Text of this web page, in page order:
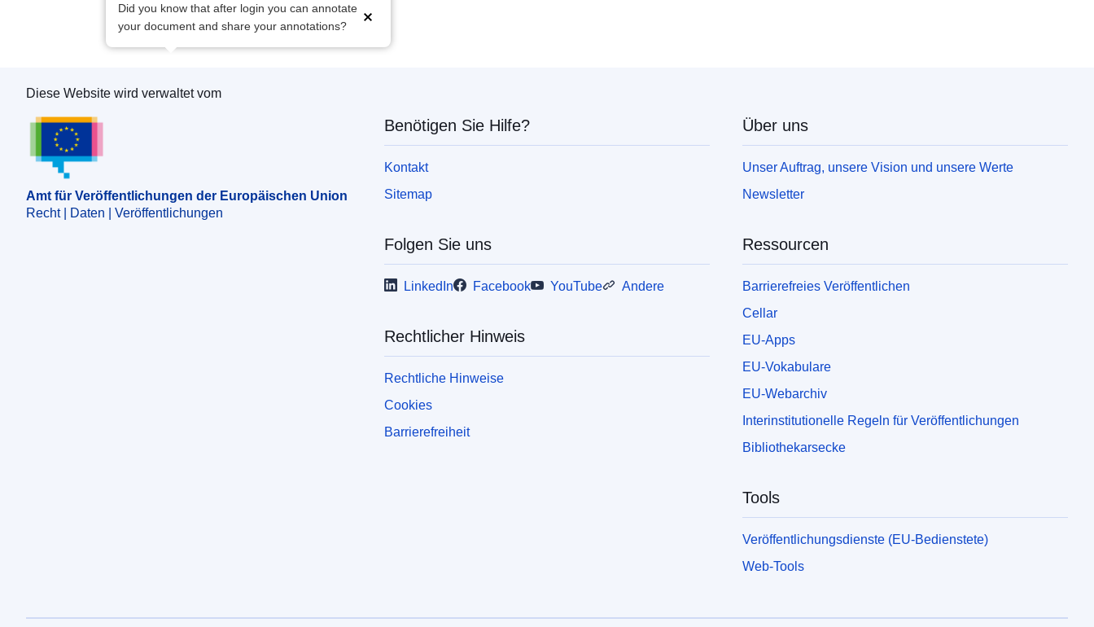
Did you know that after login you can annotate
your document and share your annotations?
Amt für Veröffentlichungen der Europäischen Union
Diese Website wird verwaltet vom
Amt für Veröffentlichungen der Europäischen Union
Recht | Daten | Veröffentlichungen
Benötigen Sie Hilfe?
Kontakt
Sitemap
Folgen Sie uns
LinkedIn Facebook YouTube Andere
Rechtlicher Hinweis
Rechtliche Hinweise
Cookies
Barrierefreiheit
Über uns
Unser Auftrag, unsere Vision und unsere Werte
Newsletter
Ressourcen
Barrierefreies Veröffentlichen
Cellar
EU-Apps
EU-Vokabulare
EU-Webarchiv
Interinstitutionelle Regeln für Veröffentlichungen
Bibliothekarsecke
Tools
Veröffentlichungsdienste (EU-Bedienstete)
Web-Tools